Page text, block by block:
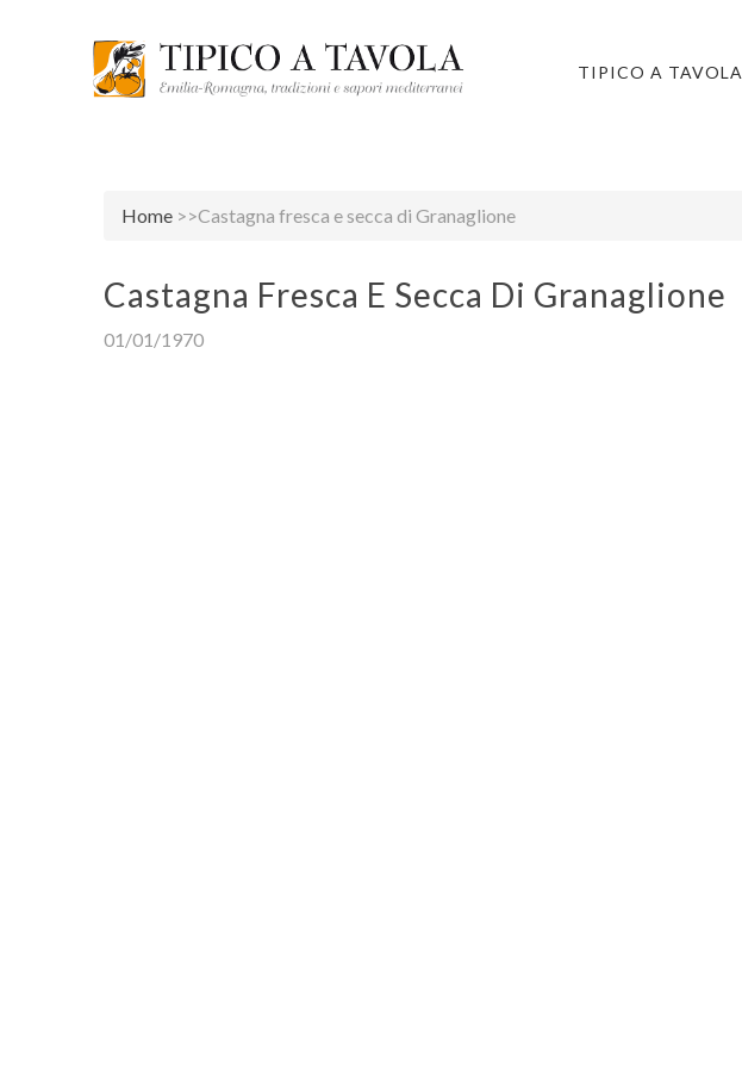
TIPICO A TAVOLA
Home >>Castagna fresca e secca di Granaglione
Castagna Fresca E Secca Di Granaglione
01/01/1970